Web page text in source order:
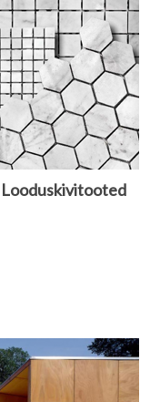
Looduskivitooted